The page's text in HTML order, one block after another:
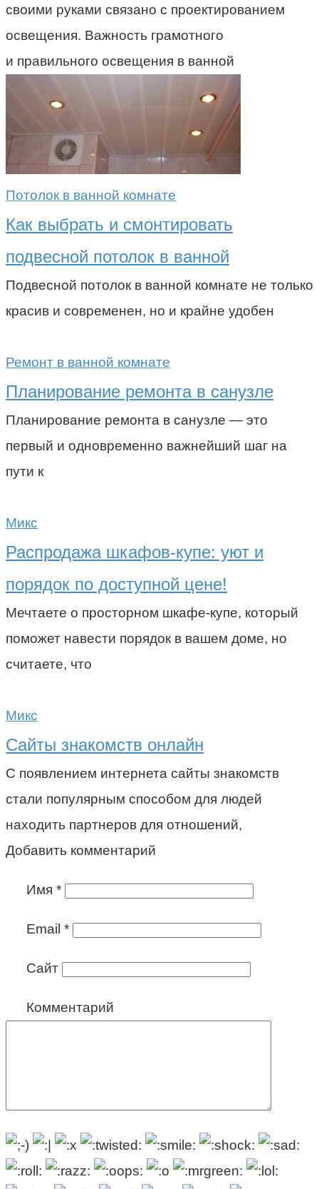
своими руками связано с проектированием
освещения. Важность грамотного
и правильного освещения в ванной
Потолок в ванной комнате
Как выбрать и смонтировать
подвесной потолок в ванной
Подвесной потолок в ванной комнате не только
красив и современен, но и крайне удобен
Ремонт в ванной комнате
Планирование ремонта в санузле
Планирование ремонта в санузле — это
первый и одновременно важнейший шаг на
пути к
Микс
Распродажа шкафов-купе: уют и
порядок по доступной цене!
Мечтаете о просторном шкафе-купе, который
поможет навести порядок в вашем доме, но
считаете, что
Микс
Сайты знакомств онлайн
С появлением интернета сайты знакомств
стали популярным способом для людей
находить партнеров для отношений,
Добавить комментарий
Имя *
Email *
Сайт
Комментарий